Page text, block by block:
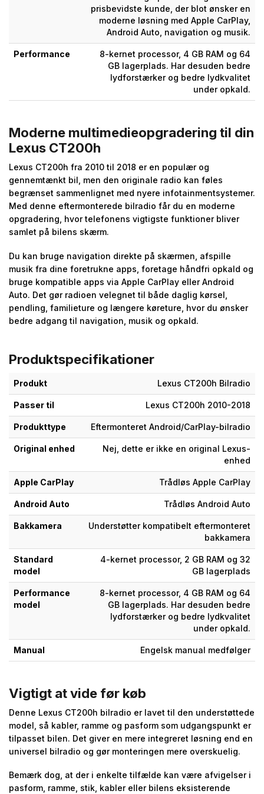
prisbevidste kunde, der blot ønsker en
moderne løsning med Apple CarPlay,
Android Auto, navigation og musik.
Performance
8-kernet processor, 4 GB RAM og 64
GB lagerplads. Har desuden bedre
lydforstærker og bedre lydkvalitet
under opkald.
Moderne multimedieopgradering til din
Lexus CT200h
Lexus CT200h fra 2010 til 2018 er en populær og
gennemtænkt bil, men den originale radio kan føles
begrænset sammenlignet med nyere infotainmentsystemer.
Med denne eftermonterede bilradio får du en moderne
opgradering, hvor telefonens vigtigste funktioner bliver
samlet på bilens skærm.
Du kan bruge navigation direkte på skærmen, afspille
musik fra dine foretrukne apps, foretage håndfri opkald og
bruge kompatible apps via Apple CarPlay eller Android
Auto. Det gør radioen velegnet til både daglig kørsel,
pendling, familieture og længere køreture, hvor du ønsker
bedre adgang til navigation, musik og opkald.
Produktspecifikationer
Produkt Lexus CT200h Bilradio
Passer til Lexus CT200h 2010-2018
Produkttype Eftermonteret Android/CarPlay-bilradio
Original enhed
Nej, dette er ikke en original Lexus-
enhed
Apple CarPlay Trådløs Apple CarPlay
Android Auto Trådløs Android Auto
Bakkamera
Understøtter kompatibelt eftermonteret
bakkamera
Standard
model
4-kernet processor, 2 GB RAM og 32
GB lagerplads
Performance
model
8-kernet processor, 4 GB RAM og 64
GB lagerplads. Har desuden bedre
lydforstærker og bedre lydkvalitet
under opkald.
Manual Engelsk manual medfølger
Vigtigt at vide før køb
Denne Lexus CT200h bilradio er lavet til den understøttede
model, så kabler, ramme og pasform som udgangspunkt er
tilpasset bilen. Det giver en mere integreret løsning end en
universel bilradio og gør monteringen mere overskuelig.
Bemærk dog, at der i enkelte tilfælde kan være afvigelser i
pasform, ramme, stik, kabler eller bilens eksisterende